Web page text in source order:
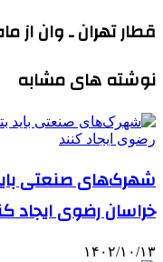
قطار تهران ـ وان از
نوشته های مشابه
شهرک‌های صنعتی
خراسان رضوی ایجاد
۱۴۰۲/۱۰/۱۳